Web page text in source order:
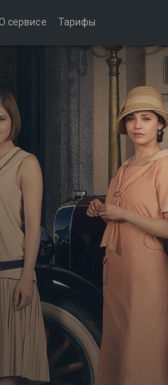
сервисе Тарифы